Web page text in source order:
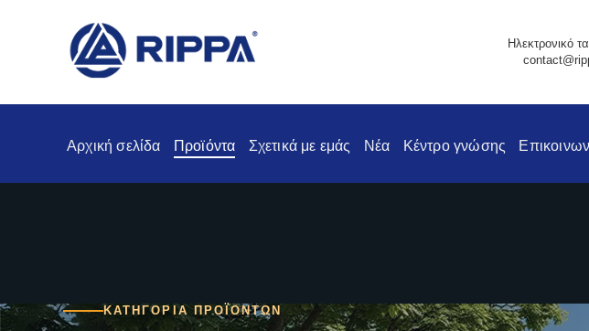
Ηλεκτρονικό
Αρχική σελίδα Προϊόντα Σχετικά με εμάς Νέα Κέντρο γνώσης
ΚΑΤΗΓΟΡΊΑ ΠΡΟΪΌΝΤΩΝ